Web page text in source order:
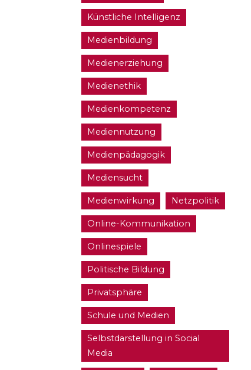
Künstliche Intelligenz
Medienbildung
Medienerziehung
Medienethik
Medienkompetenz
Mediennutzung
Medienpädagogik
Mediensucht
Medienwirkung Netzpolitik
Online-Kommunikation
Onlinespiele
Politische Bildung
Privatsphäre
Schule und Medien
Selbstdarstellung in Social
Media